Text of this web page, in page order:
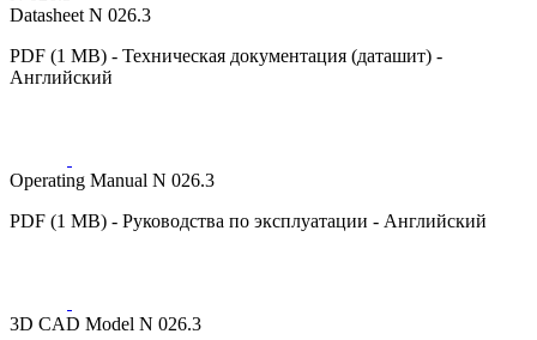
Datasheet N 026.3
PDF (1 MB) - Техническая документация (даташит) -
Английский
Operating Manual N 026.3
PDF (1 MB) - Руководства по эксплуатации - Английский
3D CAD Model N 026.3